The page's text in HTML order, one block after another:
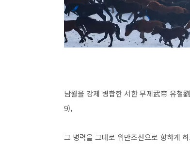
남월을 강제 병합한 서한 무제武帝 유철
9),
그 병력을 그대로 위만조선으로 향햐게